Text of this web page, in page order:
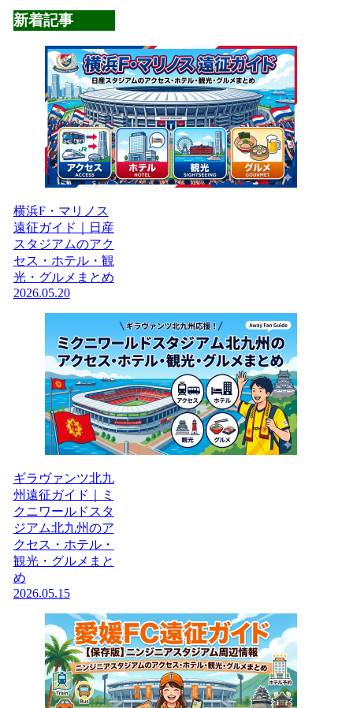
新着記事
横浜F・マリノス
遠征ガイド｜日産
スタジアムのアク
セス・ホテル・観
光・グルメまとめ
2026.05.20
ギラヴァンツ北九
州遠征ガイド｜ミ
クニワールドスタ
ジアム北九州のア
クセス・ホテル・
観光・グルメまと
め
2026.05.15